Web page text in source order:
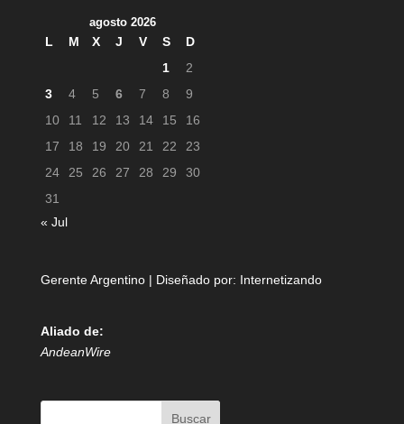
agosto 2026
L M X J V S
D
1
2
3
4 5 6 7 8
9
10
11 12 13 14 15
16
17
18 19 20 21 22
23
24
25 26 27 28 29
30
31
« Jul
Gerente Argentino | Diseñado por: Internetizando
Aliado de:
AndeanWire